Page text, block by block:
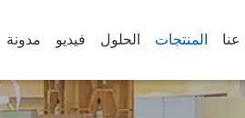
المنتجات الحلول فيديو مدونة